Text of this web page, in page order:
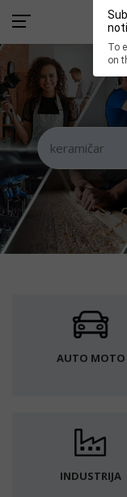
To
on
AUTO MOTO
INDUSTRIJA